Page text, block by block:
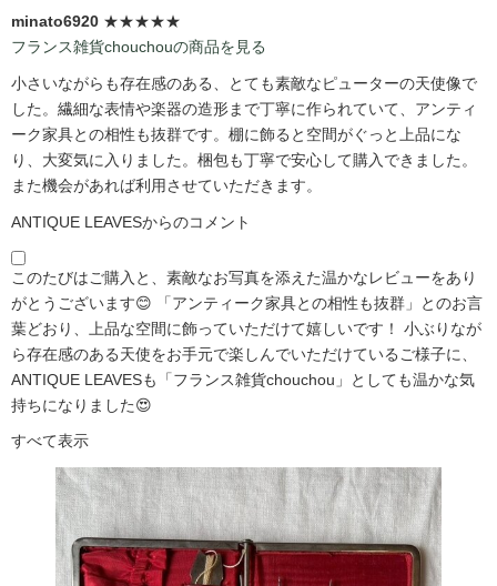
minato6920 ★★★★★
フランス雑貨chouchouの商品を見る
小さいながらも存在感のある、とても素敵なピューターの天使像で
した。繊細な表情や楽器の造形まで丁寧に作られていて、アンティ
ーク家具との相性も抜群です。棚に飾ると空間がぐっと上品にな
り、大変気に入りました。梱包も丁寧で安心して購入できました。
また機会があれば利用させていただきます。
ANTIQUE LEAVESからのコメント
このたびはご購入と、素敵なお写真を添えた温かなレビューをあり
がとうございます😊 「アンティーク家具との相性も抜群」とのお言
葉どおり、上品な空間に飾っていただけて嬉しいです！ 小ぶりなが
ら存在感のある天使をお手元で楽しんでいただけているご様子に、
ANTIQUE LEAVESも「フランス雑貨chouchou」としても温かな気
持ちになりました😍
すべて表示